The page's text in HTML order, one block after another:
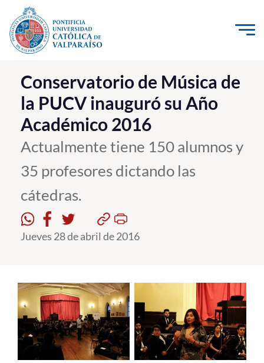
Click acá para ir directamente al contenido
La Universidad
Investigación, Creación e Innovación
PUCV Internacional
Vinculación con el Medio
Admisión
Pregrado
Postgrado
Estudiantes
Académicos
Funcionarios
Conservatorio de Música de
la PUCV inauguró su Año
Académico 2016
Actualmente tiene 150 alumnos y
35 profesores dictando las
cátedras.
Jueves 28 de abril de 2016